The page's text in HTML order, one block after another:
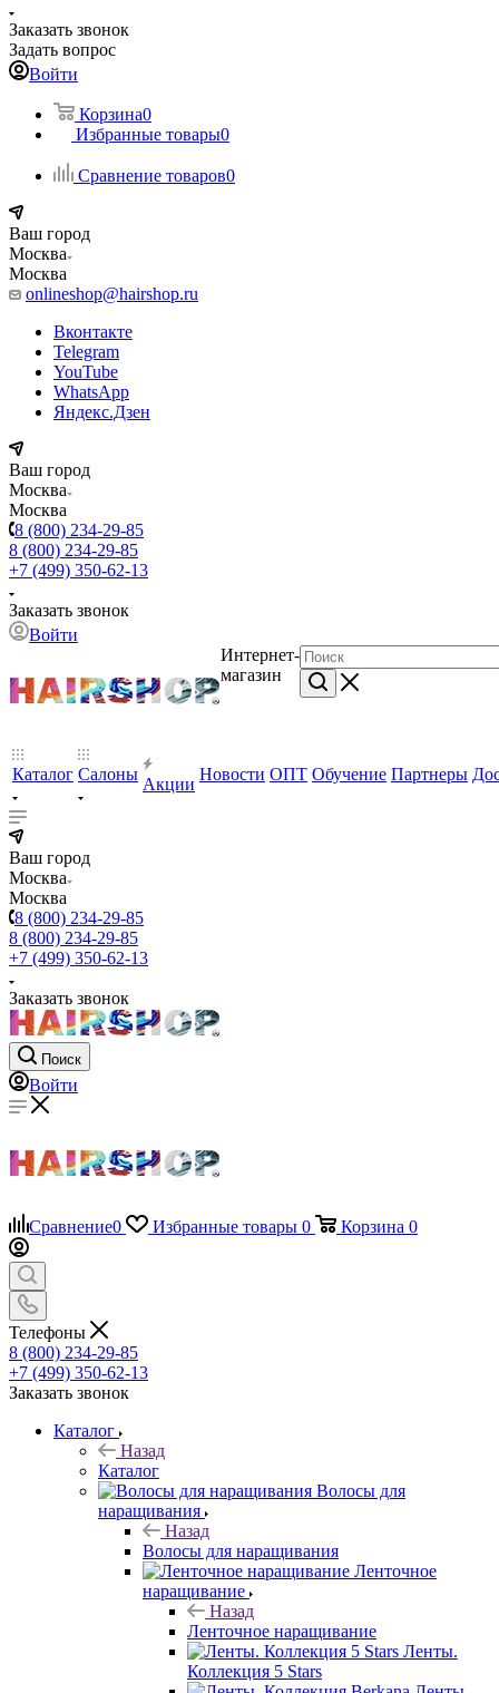
Заказать звонок
Задать вопрос
Войти
Корзина0
Избранные товары0
Сравнение товаров0
Ваш город
Москва
Москва
onlineshop@hairshop.ru
Вконтакте
Telegram
YouTube
WhatsApp
Яндекс.Дзен
Ваш город
Москва
Москва
8 (800) 234-29-85
8 (800) 234-29-85
+7 (499) 350-62-13
Заказать звонок
Войти
Интернет-
магазин
Каталог Салоны
Акции
Новости ОПТ Обучение Партнеры
Ваш город
Москва
Москва
8 (800) 234-29-85
8 (800) 234-29-85
+7 (499) 350-62-13
Заказать звонок
Поиск
Войти
Сравнение0 Избранные товары 0 Корзина 0
Телефоны
8 (800) 234-29-85
+7 (499) 350-62-13
Заказать звонок
Каталог
Назад
Каталог
Волосы для
наращивания
Назад
Волосы для наращивания
Ленточное
наращивание
Назад
Ленточное наращивание
Ленты.
Коллекция 5 Stars